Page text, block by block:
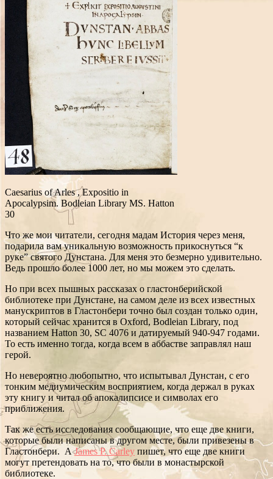
Caesarius of Arles , Expositio in
Apocalypsim. Bodleian Library MS. Hatton
30
Что же мои читатели, сегодня мадам История через меня,
подарила вам уникальную возможность прикоснуться “к
руке” святого Дунстана. Для меня это безмерно удивительно.
Ведь прошло более 1000 лет, но мы можем это сделать.
Но при всех пышных рассказах о гластонберийской
библиотеке при Дунстане, на самом деле из всех известных
манускриптов в Гластонбери точно был создан только один,
который сейчас хранится в Oxford, Bodleian Library, под
названием Hatton 30, SC 4076 и датируемый 940-947 годами.
То есть именно тогда, когда всем в аббастве заправлял наш
герой.
Но невероятно любопытно, что испытывал Дунстан, с его
тонким медиумическим восприятием, когда держал в руках
эту книгу и читал об апокалипсисе и символах его
приближения.
Так же есть исследования сообщающие, что еще две книги,
которые были написаны в другом месте, были привезены в
Гластонбери. АJames P. Carley пишет, что еще две книги
могут претендовать на то, что были в монастырской
библиотеке.